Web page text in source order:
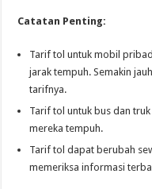
Catatan Penting:
Tarif tol untuk mobil
jarak tempuh. Semakin
tarifnya.
Tarif tol untuk bus dan
mereka tempuh.
Tarif tol dapat berubah
memeriksa informasi